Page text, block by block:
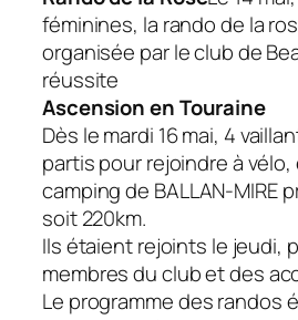
féminines, la rando de la
organisée par le club de
réussite
Ascension en Touraine
Dès le mardi 16 mai, 4
partis pour rejoindre à vélo,
camping de BALLAN-MIRE
soit 220km.
Ils étaient rejoints le jeudi,
membres du club et des
Le programme des randos